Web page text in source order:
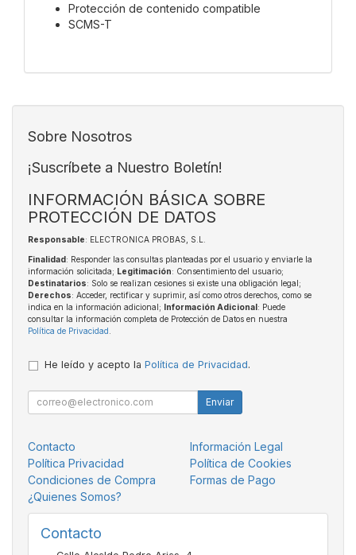
Protección de contenido compatible
SCMS-T
Sobre Nosotros
¡Suscríbete a Nuestro Boletín!
INFORMACIÓN BÁSICA SOBRE
PROTECCIÓN DE DATOS
Responsable: ELECTRONICA PROBAS, S.L.
Finalidad: Responder las consultas planteadas por el usuario y enviarle la
información solicitada; Legitimación: Consentimiento del usuario;
Destinatarios: Solo se realizan cesiones si existe una obligación legal;
Derechos: Acceder, rectificar y suprimir, así como otros derechos, como se
indica en la información adicional; Información Adicional: Puede
consultar la información completa de Protección de Datos en nuestra
Política de Privacidad
He leído y acepto la Política de Privacidad.
Enviar
Contacto
Información Legal
Política Privacidad
Política de Cookies
Condiciones de Compra
Formas de Pago
¿Quienes Somos?
Contacto